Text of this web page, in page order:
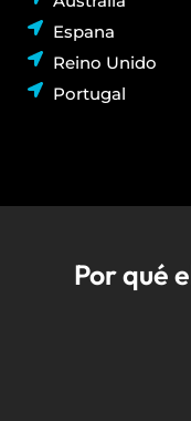
Espana
Reino Unido
Portugal
Por qué